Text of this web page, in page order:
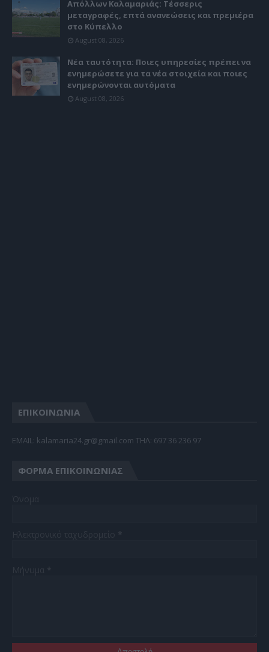
Απόλλων Καλαμαριάς: Τέσσερις
μεταγραφές, επτά ανανεώσεις και πρεμιέρα
στο Κύπελλο
August 08, 2026
Νέα ταυτότητα: Ποιες υπηρεσίες πρέπει να
ενημερώσετε για τα νέα στοιχεία και ποιες
ενημερώνονται αυτόματα
August 08, 2026
ΕΠΙΚΟΙΝΩΝΙΑ
EMAIL: kalamaria24.gr@gmail.com TΗΛ: 697 36 236 97
ΦΌΡΜΑ ΕΠΙΚΟΙΝΩΝΊΑΣ